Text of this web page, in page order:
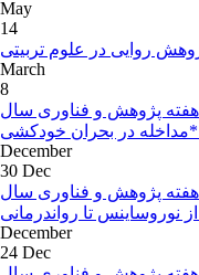
May
14
روایی در علوم تربیتی
March
8
هفته پژوهش و فناوری سال
December
30 Dec
هفته پژوهش و فناوری سال
December
24 Dec